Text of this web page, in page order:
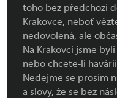
toho bez předchozí
Krakovce, neboť
nedovolená, ale
Na Krakovci jsme
nebo chcete-li
Nedejme se prosím
a slovy, že se bez